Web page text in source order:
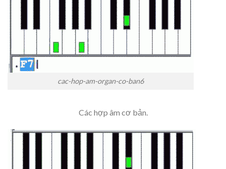
cac-hop-am-organ-co-ban6
Các hợp âm cơ bản.